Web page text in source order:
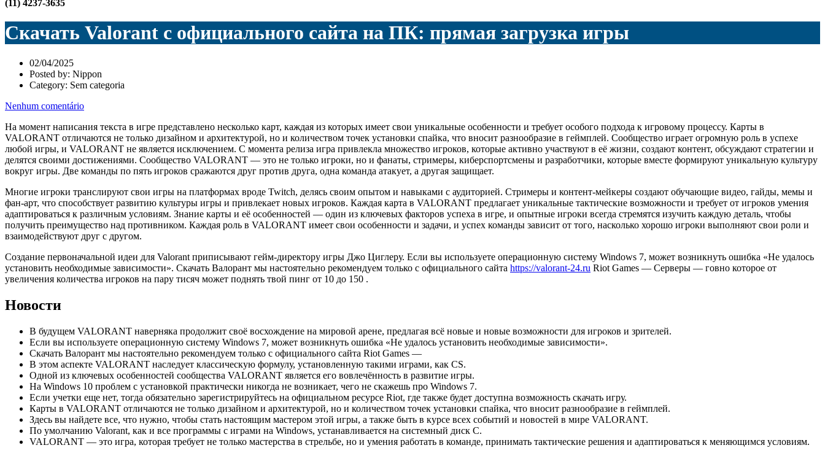
(11) 4237-3635
Скачать Valorant с официального сайта на ПК: прямая загрузка игры
02/04/2025
Posted by: Nippon
Category: Sem categoria
Nenhum comentário
На момент написания текста в игре представлено несколько карт, каждая из которых имеет свои уникальные особенности и требует особого подхода к игровому процессу. Карты в
VALORANT отличаются не только дизайном и архитектурой, но и количеством точек установки спайка, что вносит разнообразие в геймплей. Сообщество играет огромную роль в успехе
любой игры, и VALORANT не является исключением. С момента релиза игра привлекла множество игроков, которые активно участвуют в её жизни, создают контент, обсуждают стратегии и
делятся своими достижениями. Сообщество VALORANT — это не только игроки, но и фанаты, стримеры, киберспортсмены и разработчики, которые вместе формируют уникальную культуру
вокруг игры. Две команды по пять игроков сражаются друг против друга, одна команда атакует, а другая защищает.
Многие игроки транслируют свои игры на платформах вроде Twitch, делясь своим опытом и навыками с аудиторией. Стримеры и контент-мейкеры создают обучающие видео, гайды, мемы и
фан-арт, что способствует развитию культуры игры и привлекает новых игроков. Каждая карта в VALORANT предлагает уникальные тактические возможности и требует от игроков умения
адаптироваться к различным условиям. Знание карты и её особенностей — один из ключевых факторов успеха в игре, и опытные игроки всегда стремятся изучить каждую деталь, чтобы
получить преимущество над противником. Каждая роль в VALORANT имеет свои особенности и задачи, и успех команды зависит от того, насколько хорошо игроки выполняют свои роли и
взаимодействуют друг с другом.
Создание первоначальной идеи для Valorant приписывают гейм-директору игры Джо Циглеру. Если вы используете операционную систему Windows 7, может возникнуть ошибка «Не удалось
установить необходимые зависимости». Скачать Валорант мы настоятельно рекомендуем только с официального сайта https://valorant-24.ru Riot Games — Серверы — говно которое от
увеличения количества игроков на пару тисяч может поднять твой пинг от 10 до 150 .
Новости
В будущем VALORANT наверняка продолжит своё восхождение на мировой арене, предлагая всё новые и новые возможности для игроков и зрителей.
Если вы используете операционную систему Windows 7, может возникнуть ошибка «Не удалось установить необходимые зависимости».
Скачать Валорант мы настоятельно рекомендуем только с официального сайта Riot Games —
В этом аспекте VALORANT наследует классическую формулу, установленную такими играми, как CS.
Одной из ключевых особенностей сообщества VALORANT является его вовлечённость в развитие игры.
На Windows 10 проблем с установкой практически никогда не возникает, чего не скажешь про Windows 7.
Если учетки еще нет, тогда обязательно зарегистрируйтесь на официальном ресурсе Riot, где также будет доступна возможность скачать игру.
Карты в VALORANT отличаются не только дизайном и архитектурой, но и количеством точек установки спайка, что вносит разнообразие в геймплей.
Здесь вы найдете все, что нужно, чтобы стать настоящим мастером этой игры, а также быть в курсе всех событий и новостей в мире VALORANT.
По умолчанию Valorant, как и все программы с играми на Windows, устанавливается на системный диск C.
VALORANT — это игра, которая требует не только мастерства в стрельбе, но и умения работать в команде, принимать тактические решения и адаптироваться к меняющимся условиям.